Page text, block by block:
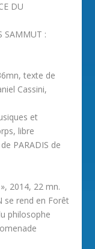
DU
SAMMUT :
texte de
Cassini,
et
libre
PARADIS de
2014, 22 mn.
se rend en Forêt
philosophe